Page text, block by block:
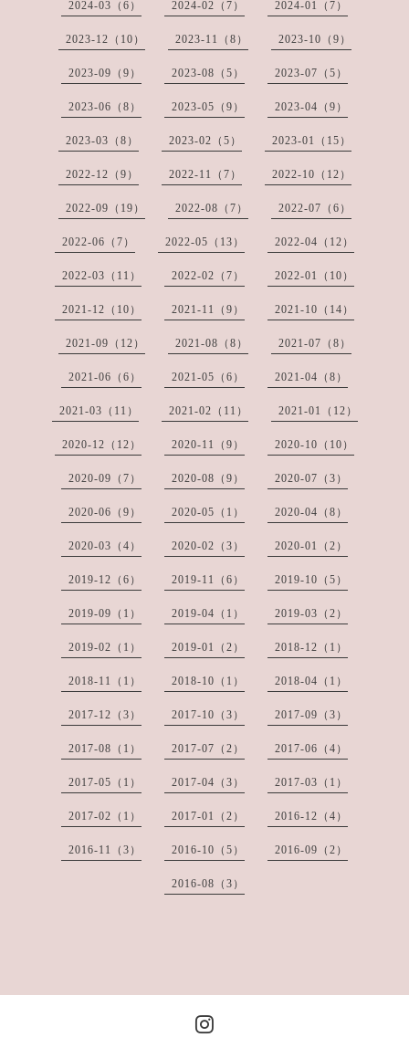
2024-03（6） 2024-02（7） 2024-01（7）
2023-12（10） 2023-11（8） 2023-10（9）
2023-09（9） 2023-08（5） 2023-07（5）
2023-06（8） 2023-05（9） 2023-04（9）
2023-03（8） 2023-02（5） 2023-01（15）
2022-12（9） 2022-11（7） 2022-10（12）
2022-09（19） 2022-08（7） 2022-07（6）
2022-06（7） 2022-05（13） 2022-04（12）
2022-03（11） 2022-02（7） 2022-01（10）
2021-12（10） 2021-11（9） 2021-10（14）
2021-09（12） 2021-08（8） 2021-07（8）
2021-06（6） 2021-05（6） 2021-04（8）
2021-03（11） 2021-02（11） 2021-01（12）
2020-12（12） 2020-11（9） 2020-10（10）
2020-09（7） 2020-08（9） 2020-07（3）
2020-06（9） 2020-05（1） 2020-04（8）
2020-03（4） 2020-02（3） 2020-01（2）
2019-12（6） 2019-11（6） 2019-10（5）
2019-09（1） 2019-04（1） 2019-03（2）
2019-02（1） 2019-01（2） 2018-12（1）
2018-11（1） 2018-10（1） 2018-04（1）
2017-12（3） 2017-10（3） 2017-09（3）
2017-08（1） 2017-07（2） 2017-06（4）
2017-05（1） 2017-04（3） 2017-03（1）
2017-02（1） 2017-01（2） 2016-12（4）
2016-11（3） 2016-10（5） 2016-09（2）
2016-08（3）